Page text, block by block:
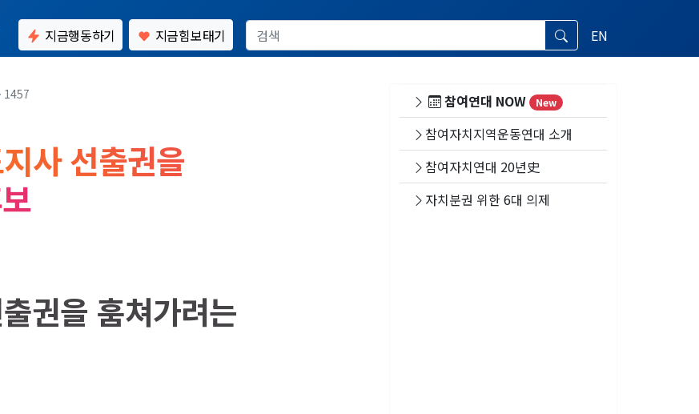
지금행동하기 지금힘보태기 EN
1457
사 선출권을
권을 훔쳐가려는
참여연대 NOW New
참여자치지역운동연대 소개
참여자치연대 20년史
자치분권 위한 6대 의제